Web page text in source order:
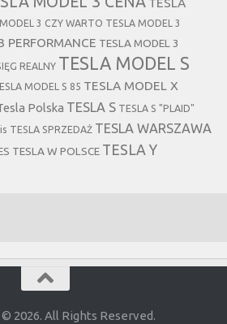
3 CZY WARTO TESLA MODEL 3
PERFORMANCE TESLA MODEL 3
REALNY TESLA MODEL S
MODEL S 85 TESLA MODEL X
Polska TESLA S TESLA S "PLAID"
TESLA SPRZEDAŻ TESLA WARSZAWA
TESLA W POLSCE TESLA Y
© 2026. All Rights Reserved.